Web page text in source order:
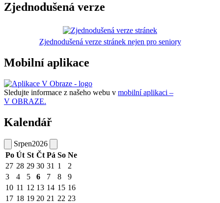
Zjednodušená verze
Zjednodušená verze stránek nejen pro seniory
Mobilní aplikace
Sledujte informace z našeho webu v mobilní aplikaci –
V OBRAZE.
Kalendář
Srpen2026
Po Út St Čt Pá So Ne
27 28 29 30 31 1
2
3
4 5 6 7 8
9
10 11 12 13 14 15 16
17 18 19 20 21 22 23